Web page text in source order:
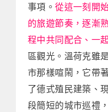
事項。從這一刻開
的旅遊節奏，逐漸
程中共同配合、一
區觀光。溫荷克雖
市那樣喧鬧，它帶
了德式殖民建築、
段簡短的城市巡禮